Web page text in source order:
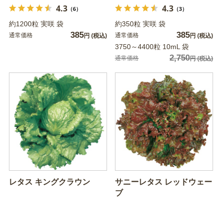
4.3（6）
約1200粒 実咲 袋
通常価格 385円 (税込)
4.3（3）
約350粒 実咲 袋
通常価格 385円 (税込)
3750～4400粒 10mL 袋
通常価格 2,750円(税込)
レタス キングクラウン
サニーレタス レッドウェー
ブ